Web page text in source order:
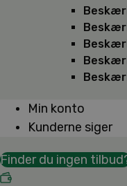
Min konto
Kunderne siger
Finder du ingen